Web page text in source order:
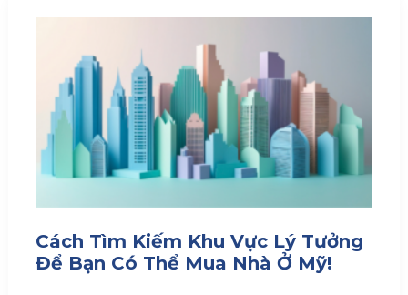
Cách Tìm Kiếm Khu Vực Lý Tưởng
Để Bạn Có Thể Mua Nhà Ở Mỹ!